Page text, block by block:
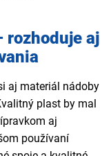
rozhoduje aj
aj materiál nádoby
plast by mal
aj
používaní